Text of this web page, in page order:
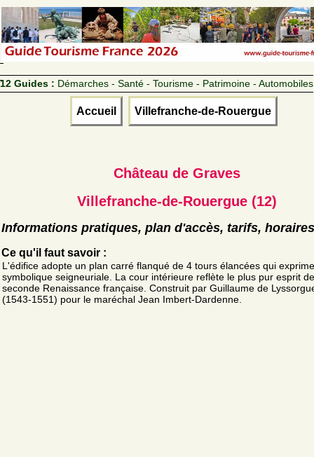
12 Guides : Démarches - Santé - Tourisme - Patrimoine - Automobiles
Accueil Villefranche-de-Rouergue
Château de Graves
Villefranche-de-Rouergue (12)
Informations pratiques, plan d'accès, tarifs, horaires
Ce qu'il faut savoir :
L'édifice adopte un plan carré flanqué de 4 tours élancées qui
symbolique seigneuriale. La cour intérieure reflète le plus pur esprit
seconde Renaissance française. Construit par Guillaume de
(1543-1551) pour le maréchal Jean Imbert-Dardenne.